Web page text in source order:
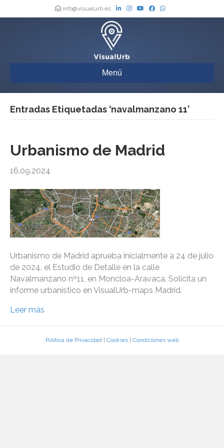
info@visualurb.es
Menú
Entradas Etiquetadas ‘navalmanzano 11’
Urbanismo de Madrid
16.09.2024
Urbanismo de Madrid aprueba inicialmente a 24 de julio
de 2024, el Estudio de Detalle en la calle
Navalmanzano nº11, en Moncloa-Aravaca. Solicita un
informe urbanístico en VisualUrb-maps Madrid.
Leer más
Política de Privacidad| Cookies| Condiciones web